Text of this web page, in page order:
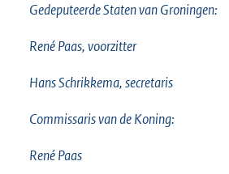
Gedeputeerde Staten van Groningen:
René Paas, voorzitter
Hans Schrikkema, secretaris
Commissaris van de Koning:
René Paas